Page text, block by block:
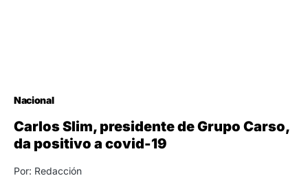
Nacional
Carlos Slim, presidente de Grupo Carso,
da positivo a covid-19
Por: Redacción